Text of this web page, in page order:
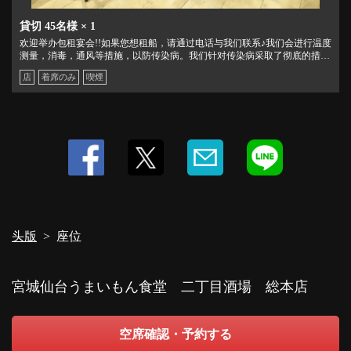
貸切 45名様 × 1
欢迎举办包租宴会!!如果您想租船，请通过电话与我们联系♪我们会进行温度
测量，消毒，通风等措施，以防传染病。我们针对传染病采取了彻底的措
施，并努力确保每个人都可以安心使用我们的服务。
店 着席のみ 喫煙
头版 座位
宮城仙台うまいもん食堂 二丁目酒場 総本店
空席確認・予約する